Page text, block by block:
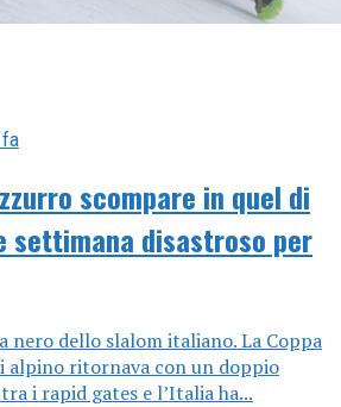
fa
scompare in quel di
settimana disastroso per
nero dello slalom italiano. La Coppa
alpino ritornava con un doppio
i rapid gates e l’Italia ha...